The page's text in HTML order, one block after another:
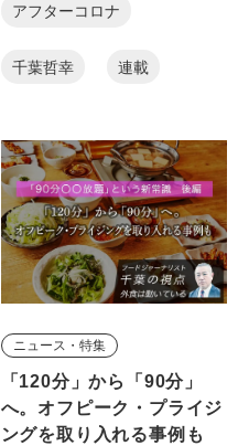
アフターコロナ
千葉哲幸 連載
ニュース・特集
「120分」から「90分」
へ。オフピーク・プライジ
ングを取り入れる事例も